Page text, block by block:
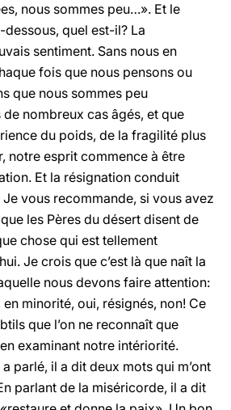
nous sommes peu…». Et le
quel est-il? La
sentiment. Sans nous en
fois que nous pensons ou
que nous sommes peu
nombreux cas âgés, et que
du poids, de la fragilité plus
notre esprit commence à être
Et la résignation conduit
vous recommande, si vous avez
les Pères du désert disent de
chose qui est tellement
Je crois que c’est là que naît la
nous devons faire attention:
minorité, oui, résignés, non! Ce
que l’on ne reconnaît que
examinant notre intériorité.
parlé, il a dit deux mots qui m’ont
parlant de la miséricorde, il a dit